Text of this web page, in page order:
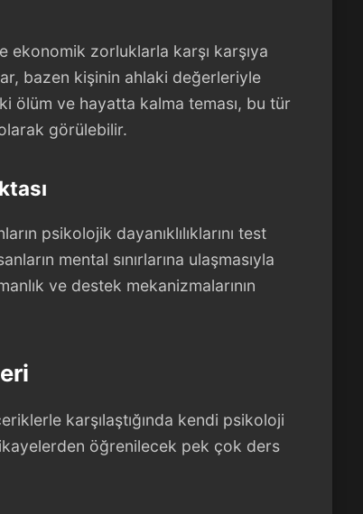
ekonomik zorluklarla karşı karşıya
bazen kişinin ahlaki değerleriyle
ölüm ve hayatta kalma teması, bu tür
görülebilir.
psikolojik dayanıklılıklarını test
mental sınırlarına ulaşmasıyla
ve destek mekanizmalarının
karşılaştığında kendi psikoloji
öğrenilecek pek çok ders